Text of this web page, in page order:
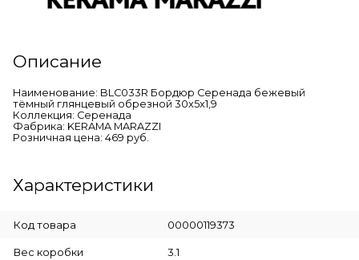
Описание
Наименование: BLC033R Бордюр Серенада бежевый
тёмный глянцевый обрезной 30x5x1,9
Коллекция: Серенада
Фабрика: KERAMA MARAZZI
Розничная цена: 469 руб.
Характеристики
Код товара 00000119373
Вес коробки 3.1